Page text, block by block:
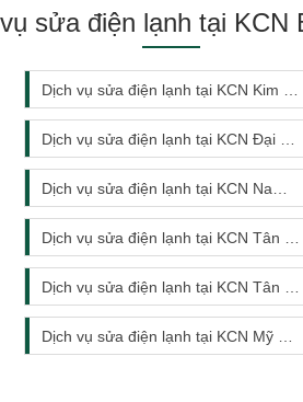
sửa điện lạnh tại KCN
Dịch vụ sửa điện lạnh tại KCN Kim Huy
Dịch vụ sửa điện lạnh tại KCN Đại Đăng
Dịch vụ sửa điện lạnh tại KCN Nam Tân Uyên
Dịch vụ sửa điện lạnh tại KCN Tân Mỹ 1
Dịch vụ sửa điện lạnh tại KCN Tân Mỹ 2
Dịch vụ sửa điện lạnh tại KCN Mỹ Phước 2